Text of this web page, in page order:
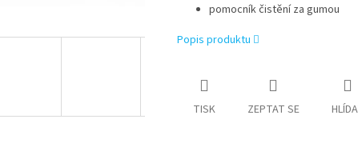
pomocník čistění za gumou
Popis produktu
TISK ZEPTAT SE